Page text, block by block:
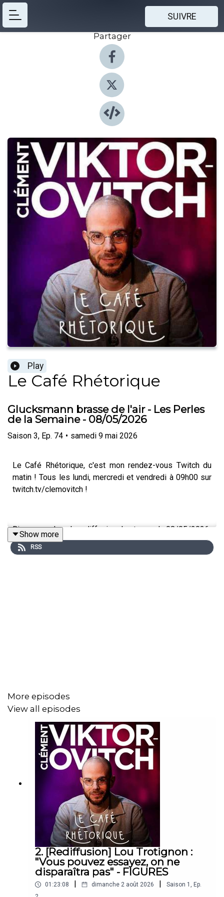
SUIVRE
Partager
Play
Le Café Rhétorique
Glucksmann brasse de l'air - Les Perles
de la Semaine - 08/05/2026
Saison 3, Ep. 74 • samedi 9 mai 2026
Le Café Rhétorique, c'est mon rendez-vous Twitch du
matin ! Tous les lundi, mercredi et vendredi à 09h00 sur
twitch.tv/clemovitch !
Bienvenue dans la rediffusion du stream du 08/05/2026
💬 Discord : discord.gg/clemovitch-
922206054308266014
Show more
RSS
More episodes
View all episodes
2. [Rediffusion] Lou Trotignon :
"Vous pouvez essayez, on ne
disparaîtra pas" - FIGURES
01:23:08 dimanche 2 août 2026 Saison 1 , Ep.